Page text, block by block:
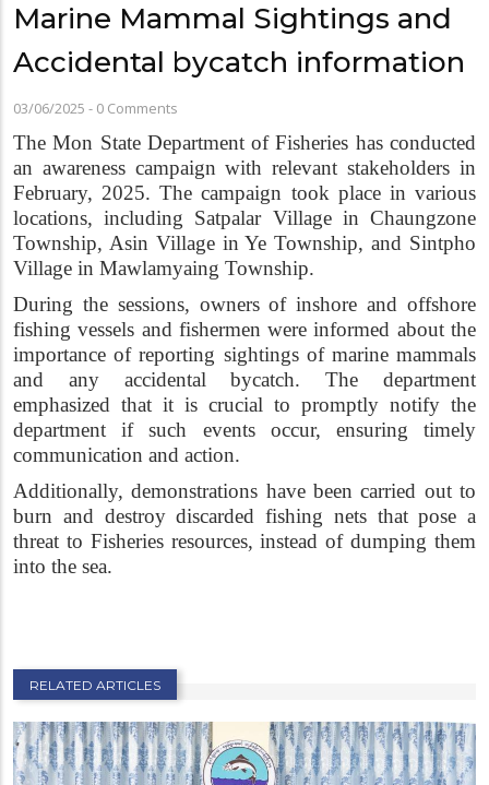
Marine Mammal Sightings and
Accidental bycatch information
03/06/2025 - 0 Comments
The Mon State Department of Fisheries has conducted
an awareness campaign with relevant stakeholders in
February, 2025. The campaign took place in various
locations, including Satpalar Village in Chaungzone
Township, Asin Village in Ye Township, and Sintpho
Village in Mawlamyaing Township.
During the sessions, owners of inshore and offshore
fishing vessels and fishermen were informed about the
importance of reporting sightings of marine mammals
and any accidental bycatch. The department
emphasized that it is crucial to promptly notify the
department if such events occur, ensuring timely
communication and action.
Additionally, demonstrations have been carried out to
burn and destroy discarded fishing nets that pose a
threat to Fisheries resources, instead of dumping them
into the sea.
RELATED ARTICLES